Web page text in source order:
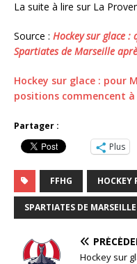
La suite à lire sur La
Source : Hockey sur glace
Spartiates de Marseille
Hockey sur glace : pour
positions commencent
Partager :
Plus
FFHG HOCKEY
SPARTIATES DE MARSEILLE
Hockey sur